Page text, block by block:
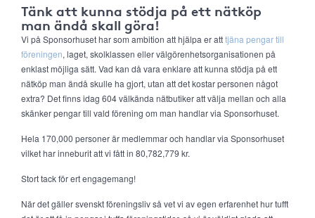
Tänk att kunna stödja på ett nätköp
man ändå skall göra!
Vi på Sponsorhuset har som ambition att hjälpa er atttjäna pengar till
föreningen, laget, skolklassen eller välgörenhetsorganisationen på
enklast möjliga sätt. Vad kan då vara enklare att kunna stödja på ett
nätköp man ändå skulle ha gjort, utan att det kostar personen något
extra? Det finns idag 604 välkända nätbutiker att välja mellan och alla
skänker pengar till vald förening om man handlar via Sponsorhuset.
Hela 170,000 personer är medlemmar och handlar via Sponsorhuset
vilket har inneburit att vi fått in 80,782,779 kr.
Stort tack för ert engagemang!
När det gäller svenskt föreningsliv så vet vi av egen erfarenhet hur tufft